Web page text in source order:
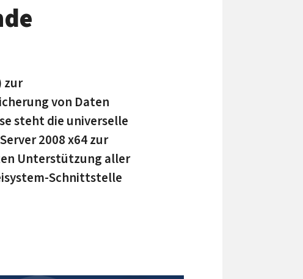
zur
von Daten
steht die universelle
2008 x64 zur
Unterstützung aller
Schnittstelle